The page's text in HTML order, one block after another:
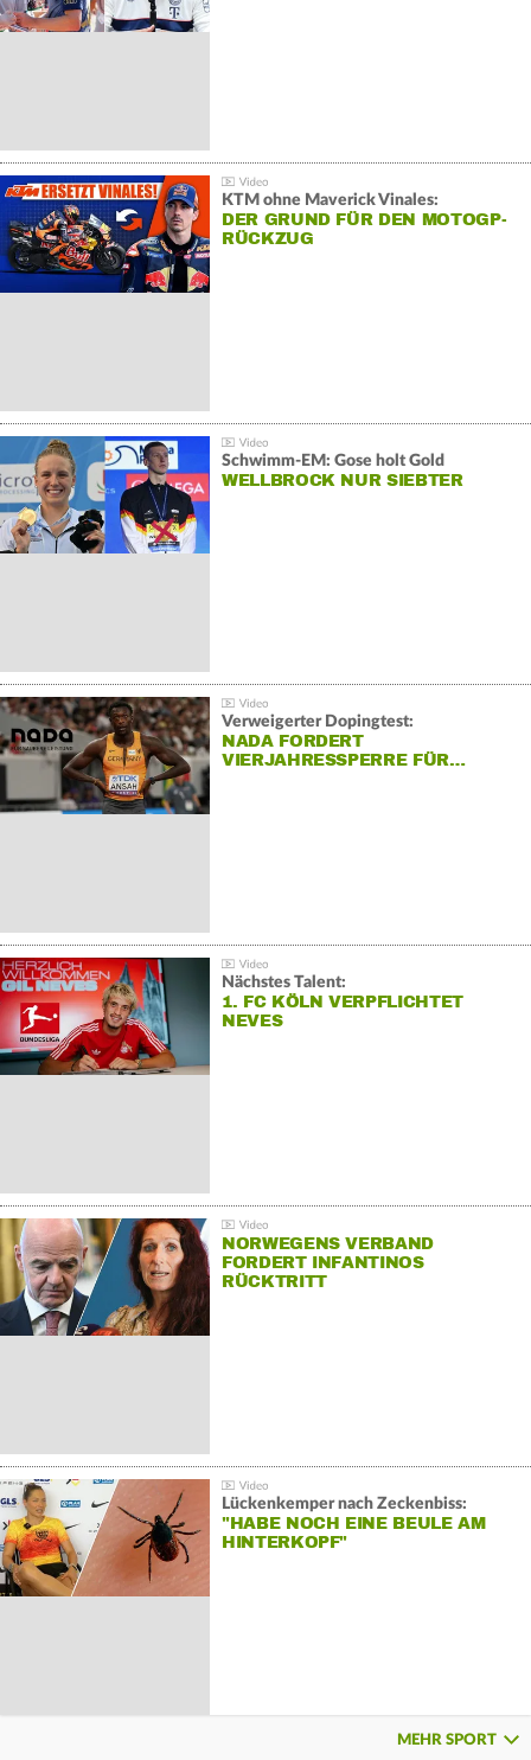
KTM ohne Maverick Vinales:
DER GRUND FÜR DEN MOTOGP-
RÜCKZUG
Schwimm-EM: Gose holt Gold
WELLBROCK NUR SIEBTER
Verweigerter Dopingtest:
NADA FORDERT
VIERJAHRESSPERRE FÜR…
Nächstes Talent:
1. FC KÖLN VERPFLICHTET
NEVES
NORWEGENS VERBAND
FORDERT INFANTINOS
RÜCKTRITT
Lückenkemper nach Zeckenbiss:
"HABE NOCH EINE BEULE AM
HINTERKOPF"
MEHR SPORT